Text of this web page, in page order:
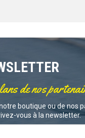
de nos
boutique ou de nos
vous à la newsletter.